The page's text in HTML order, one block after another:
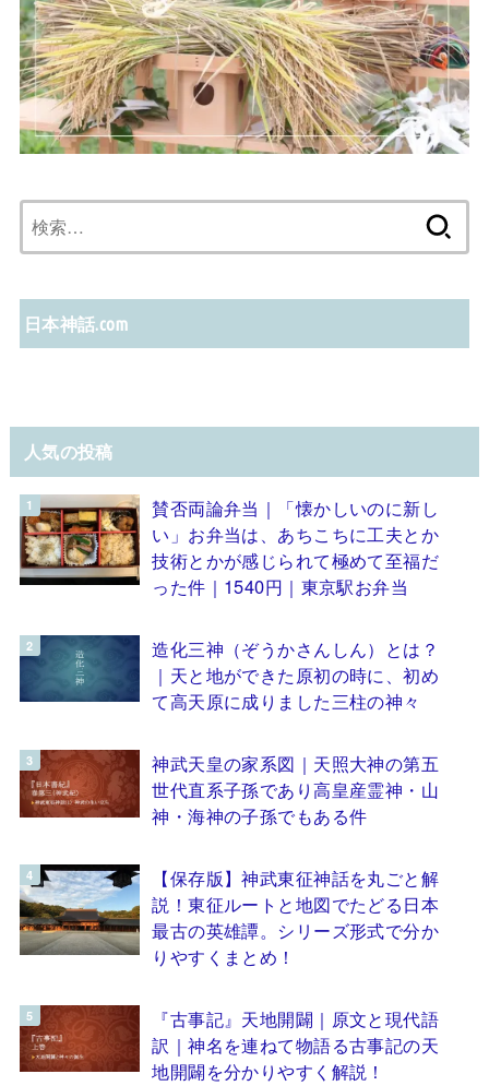
索:
日本神話.com
人気の投稿
賛否両論弁当｜「懐かしいのに新し
い」お弁当は、あちこちに工夫とか
技術とかが感じられて極めて至福だ
った件｜1540円｜東京駅お弁当
造化三神（ぞうかさんしん）とは？
｜天と地ができた原初の時に、初め
て高天原に成りました三柱の神々
神武天皇の家系図｜天照大神の第五
世代直系子孫であり高皇産霊神・山
神・海神の子孫でもある件
【保存版】神武東征神話を丸ごと解
説！東征ルートと地図でたどる日本
最古の英雄譚。シリーズ形式で分か
りやすくまとめ！
『古事記』天地開闢｜原文と現代語
訳｜神名を連ねて物語る古事記の天
地開闢を分かりやすく解説！